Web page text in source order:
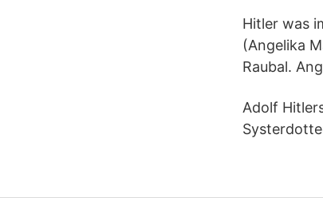
Hitler was
(Angelika
Raubal.
Adolf